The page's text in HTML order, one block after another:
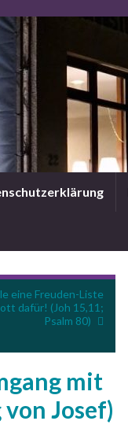
eine Freuden-Liste
dafür! (Joh 15,11;
Psalm 80)
mit
Josef)